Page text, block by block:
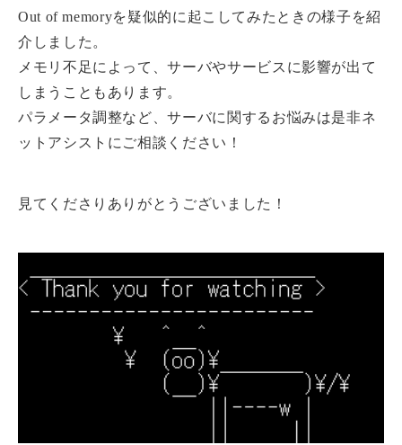
Out of memoryを疑似的に起こしてみたときの様子を紹
介しました。
メモリ不足によって、サーバやサービスに影響が出て
しまうこともあります。
パラメータ調整など、サーバに関するお悩みは是非ネ
ットアシストにご相談ください！
見てくださりありがとうございました！